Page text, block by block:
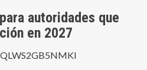
autoridades que
en 2027